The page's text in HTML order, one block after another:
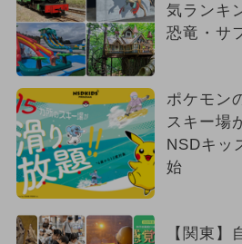
気ランキ
恐竜・サ
ポケモン
スキー場
NSDキッ
始
【関東】